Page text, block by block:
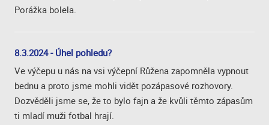
Porážka bolela.
8.3.2024 - Úhel pohledu?
Ve výčepu u nás na vsi výčepní Růžena zapomněla vypnout
bednu a proto jsme mohli vidět pozápasové rozhovory.
Dozvěděli jsme se, že to bylo fajn a že kvůli těmto zápasům
ti mladí muži fotbal hrají.